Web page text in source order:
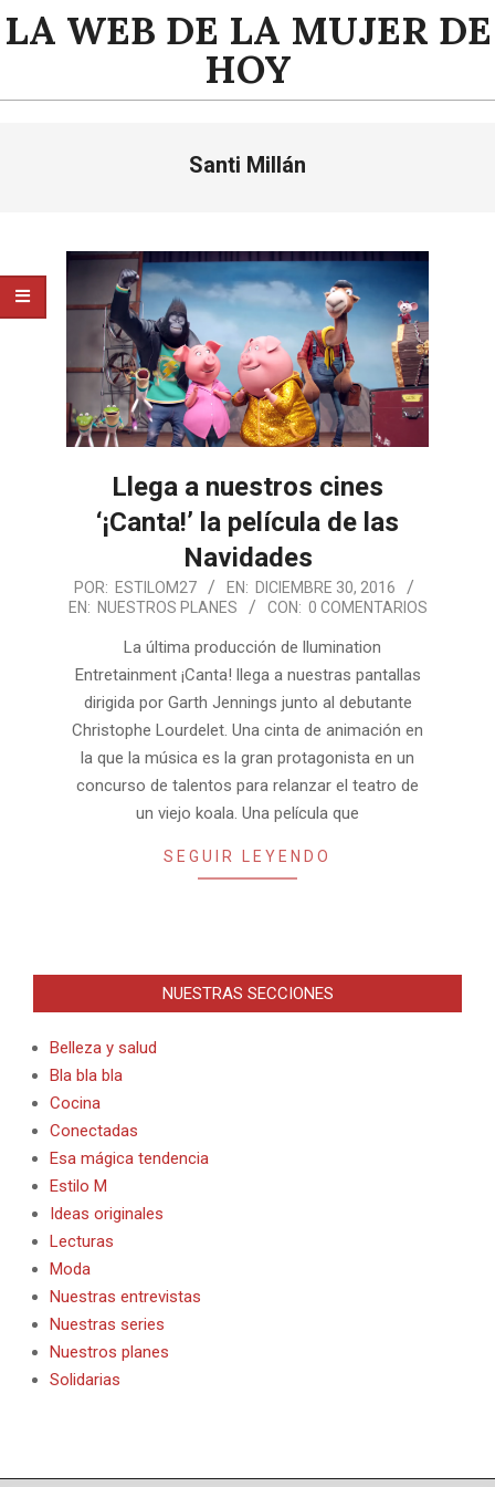
Saltar
alLA WEB DE LA MUJER DE
HOY
Santi Millán
Llega a nuestros cines
‘¡Canta!’ la película de las
Navidades
2016-
12-
POR: ESTILOM27 EN: DICIEMBRE 30, 2016
EN: NUESTROS PLANES CON: 0 COMENTARIOS
La última producción de llumination
Entretainment ¡Canta! llega a nuestras pantallas
dirigida por Garth Jennings junto al debutante
Christophe Lourdelet. Una cinta de animación en
la que la música es la gran protagonista en un
concurso de talentos para relanzar el teatro de
un viejo koala. Una película que
SEGUIR LEYENDO
NUESTRAS SECCIONES
Belleza y salud
Bla bla bla
Cocina
Conectadas
Esa mágica tendencia
Estilo M
Ideas originales
Lecturas
Moda
Nuestras entrevistas
Nuestras series
Nuestros planes
Solidarias